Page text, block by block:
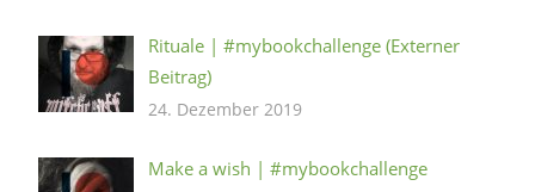
Rituale | #mybookchallenge (Externer
Beitrag)
24. Dezember 2019
Make a wish | #mybookchallenge